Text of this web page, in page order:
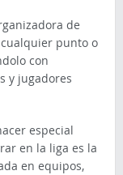
de
punto o
con
y jugadores
especial
en la liga es la
en equipos,